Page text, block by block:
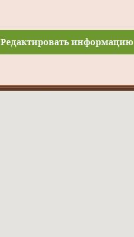
Редактировать информацию